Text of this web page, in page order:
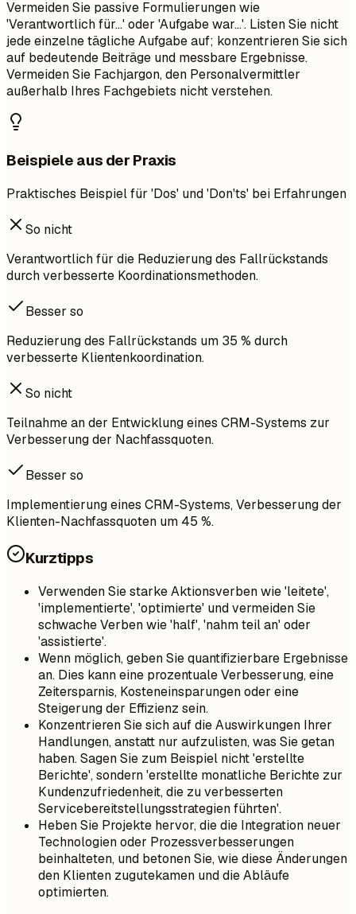
Vermeiden Sie passive Formulierungen wie
'Verantwortlich für...' oder 'Aufgabe war...'. Listen Sie nicht
jede einzelne tägliche Aufgabe auf; konzentrieren Sie sich
auf bedeutende Beiträge und messbare Ergebnisse.
Vermeiden Sie Fachjargon, den Personalvermittler
außerhalb Ihres Fachgebiets nicht verstehen.
Beispiele aus der Praxis
Praktisches Beispiel für 'Dos' und 'Don'ts' bei Erfahrungen
So nicht
Verantwortlich für die Reduzierung des Fallrückstands
durch verbesserte Koordinationsmethoden.
Besser so
Reduzierung des Fallrückstands um 35 % durch
verbesserte Klientenkoordination.
So nicht
Teilnahme an der Entwicklung eines CRM-Systems zur
Verbesserung der Nachfassquoten.
Besser so
Implementierung eines CRM-Systems, Verbesserung der
Klienten-Nachfassquoten um 45 %.
Kurztipps
Verwenden Sie starke Aktionsverben wie 'leitete',
'implementierte', 'optimierte' und vermeiden Sie
schwache Verben wie 'half', 'nahm teil an' oder
'assistierte'.
Wenn möglich, geben Sie quantifizierbare Ergebnisse
an. Dies kann eine prozentuale Verbesserung, eine
Zeitersparnis, Kosteneinsparungen oder eine
Steigerung der Effizienz sein.
Konzentrieren Sie sich auf die Auswirkungen Ihrer
Handlungen, anstatt nur aufzulisten, was Sie getan
haben. Sagen Sie zum Beispiel nicht 'erstellte
Berichte', sondern 'erstellte monatliche Berichte zur
Kundenzufriedenheit, die zu verbesserten
Servicebereitstellungsstrategien führten'.
Heben Sie Projekte hervor, die die Integration neuer
Technologien oder Prozessverbesserungen
beinhalteten, und betonen Sie, wie diese Änderungen
den Klienten zugutekamen und die Abläufe
optimierten.